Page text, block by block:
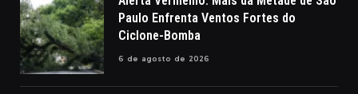
Paulo Enfrenta Ventos Fortes do
Ciclone-Bomba
6 de agosto de 2026